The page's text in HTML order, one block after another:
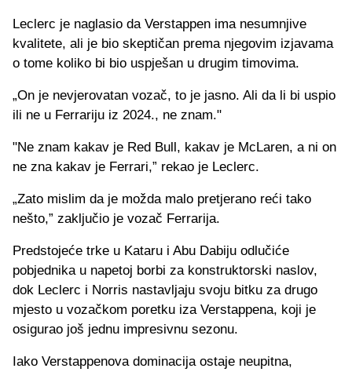
Leclerc je naglasio da Verstappen ima nesumnjive
kvalitete, ali je bio skeptičan prema njegovim izjavama
o tome koliko bi bio uspješan u drugim timovima.
„On je nevjerovatan vozač, to je jasno. Ali da li bi uspio
ili ne u Ferrariju iz 2024., ne znam."
"Ne znam kakav je Red Bull, kakav je McLaren, a ni on
ne zna kakav je Ferrari,” rekao je Leclerc.
„Zato mislim da je možda malo pretjerano reći tako
nešto,” zaključio je vozač Ferrarija.
Predstojeće trke u Kataru i Abu Dabiju odlučiće
pobjednika u napetoj borbi za konstruktorski naslov,
dok Leclerc i Norris nastavljaju svoju bitku za drugo
mjesto u vozačkom poretku iza Verstappena, koji je
osigurao još jednu impresivnu sezonu.
Iako Verstappenova dominacija ostaje neupitna,